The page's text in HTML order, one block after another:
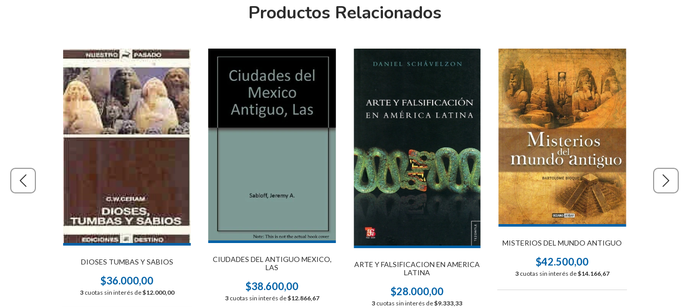
Productos Relacionados
DIOSES TUMBAS Y SABIOS
$36.000,00
3 cuotas sin interés de$12.000,00
CIUDADES DEL ANTIGUO MEXICO,
LAS
$38.600,00
3 cuotas sin interés de$12.866,67
ARTE Y FALSIFICACION EN AMERICA
LATINA
$28.000,00
3 cuotas sin interés de$9.333,33
MISTERIOS DEL MUNDO ANTIGUO
$42.500,00
3 cuotas sin interés de$14.166,67